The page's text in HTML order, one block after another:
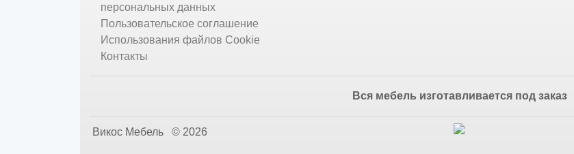
персональных данных
Пользовательское соглашение
Использования файлов Cookie
Контакты
Вся мебель изготавливается под заказ
Викос Мебель © 2026